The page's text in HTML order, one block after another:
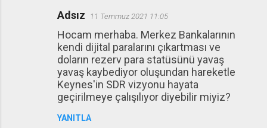
Adsız 11 Temmuz 2021 11:05
Hocam merhaba. Merkez Bankalarının
kendi dijital paralarını çıkartması ve
doların rezerv para statüsünü yavaş
yavaş kaybediyor oluşundan hareketle
Keynes'in SDR vizyonu hayata
geçirilmeye çalışılıyor diyebilir miyiz?
YANITLA